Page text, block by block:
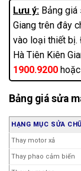
Ống thuỷ tinh chịu
cách điện
Băng keo tủ lạnh
Cáp tủ lạnh các loại
Phin lọc tủ lạnh
Thay bộ nguồn (dòng
Thay động cơ
(mâm từ)
Làm đồng máy giặt 5-
Làm đồng máy giặt
Công tắc cửa
Vệ sinh máy giặt
Chân kê máy giặt
Thay túi lưới lọc máy
Lưu ý: Bảng
Giang trên đây
vào loại thiết
Hà Tiên Kiên
1900.9200 hoặc
Bảng giá sửa
HẠNG MỤC SỬA
Thay motor xả
Thay phao cảm biến